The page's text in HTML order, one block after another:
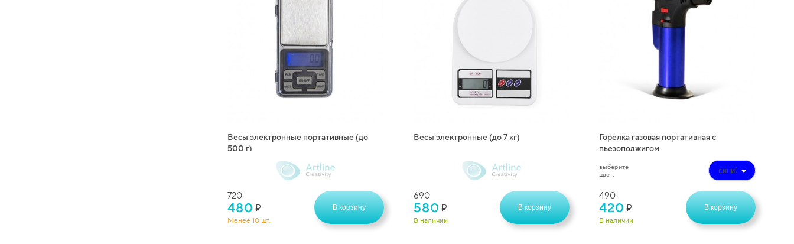
Весы электронные портативные (до
500 г)
720
480 ₽
Менее 10 шт.
В корзину
Весы электронные (до 7 кг)
690
580 ₽
В наличии
В корзину
Горелка газовая портативная с
пьезоподжигом
выберите
цвет:
490
420 ₽
В наличии
В корзину